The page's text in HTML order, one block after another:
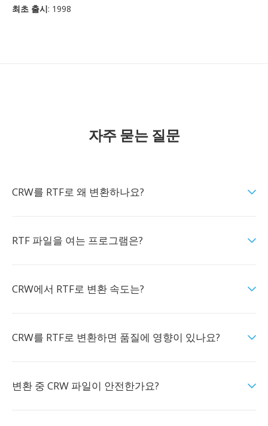
최초 출시: 1998
자주 묻는 질문
CRW를 RTF로 왜 변환하나요?
RTF 파일을 여는 프로그램은?
CRW에서 RTF로 변환 속도는?
CRW를 RTF로 변환하면 품질에 영향이 있나요?
변환 중 CRW 파일이 안전한가요?